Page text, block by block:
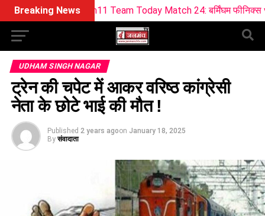
Breaking News
Dream11 Team Today Match 24: बर्मिंघम फीनिक्स vs सनराइजर्स
UDHAM SINGH NAGAR
ट्रेन की चपेट में आकर वरिष्ठ कांग्रेसी
नेता के छोटे भाई की मौत !
Published 2 years agoon January 18, 2025
By संवादाता